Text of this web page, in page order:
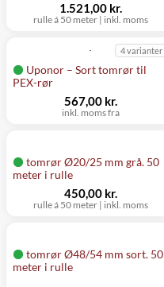
rulle á 50 meter| inkl. moms
1.521,00 kr.
Uponor – Sort tomrør til
PEX-rør
4 varianter
inkl. moms fra
567,00 kr.
tomrør Ø20/25 mm grå. 50
meter i rulle
rulle á 50 meter| inkl. moms
450,00 kr.
tomrør Ø48/54 mm sort. 50
meter i rulle